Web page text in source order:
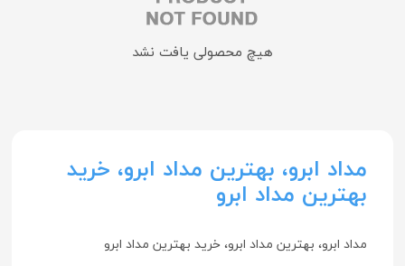
هیچ محصولی یافت نشد
مداد ابرو، بهترین مداد ابرو، خرید
بهترین مداد ابرو
مداد ابرو، بهترین مداد ابرو، خرید بهترین مداد ابرو